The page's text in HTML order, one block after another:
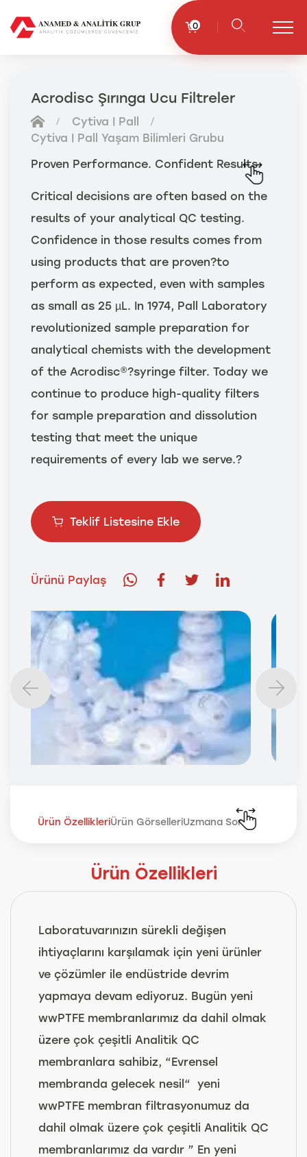
0
Acrodisc Şırınga Ucu Filtreler
Cytiva | Pall
Cytiva | Pall Yaşam Bilimleri Grubu
Proven Performance. Confident Results.
Critical decisions are often based on the
results of your analytical QC testing.
Confidence in those results comes from
using products that are proven?to
perform as expected, even with samples
as small as 25 µL. In 1974, Pall Laboratory
revolutionized sample preparation for
analytical chemists with the development
of the Acrodisc®?syringe filter. Today we
continue to produce high-quality filters
for sample preparation and dissolution
testing that meet the unique
requirements of every lab we serve.?
Teklif Listesine Ekle
Ürünü Paylaş
Ürün ÖzellikleriÜrün GörselleriUzmana Sor
Ürün Özellikleri
Laboratuvarınızın sürekli değişen
ihtiyaçlarını karşılamak için yeni ürünler
ve çözümler ile endüstride devrim
yapmaya devam ediyoruz. Bugün yeni
wwPTFE membranlarımız da dahil olmak
üzere çok çeşitli Analitik QC
membranlara sahibiz, “Evrensel
membranda gelecek nesil“ yeni
wwPTFE membran filtrasyonumuz da
dahil olmak üzere çok çeşitli Analitik QC
membranlarımız da vardır ” En yeni